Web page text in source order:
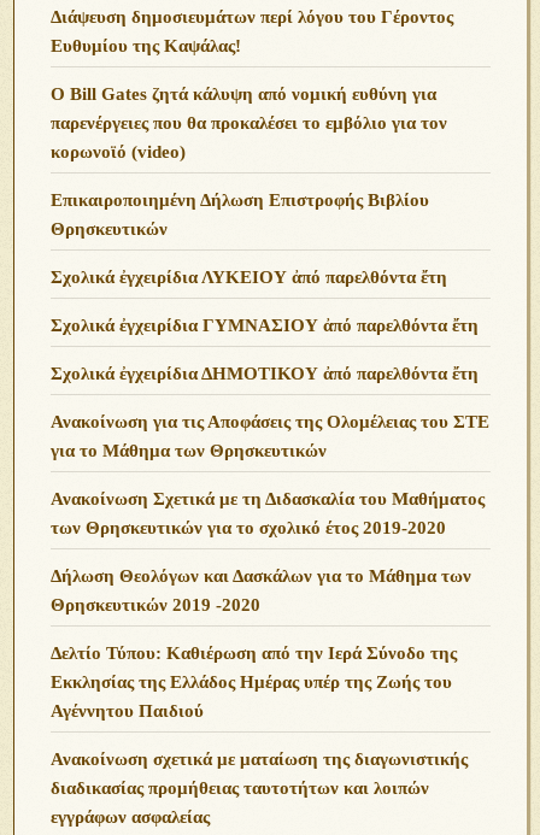
Διάψευση δημοσιευμάτων περί λόγου του Γέροντος
Ευθυμίου της Καψάλας!
O Bill Gates ζητά κάλυψη από νομική ευθύνη για
παρενέργειες που θα προκαλέσει το εμβόλιο για τον
κορωνοϊό (video)
Επικαιροποιημένη Δήλωση Επιστροφής Βιβλίου
Θρησκευτικών
Σχολικά ἐγχειρίδια ΛΥΚΕΙΟΥ ἀπό παρελθόντα ἔτη
Σχολικά ἐγχειρίδια ΓΥΜΝΑΣΙΟΥ ἀπό παρελθόντα ἔτη
Σχολικά ἐγχειρίδια ΔΗΜΟΤΙΚΟΥ ἀπό παρελθόντα ἔτη
Ανακοίνωση για τις Αποφάσεις της Ολομέλειας του ΣΤΕ
για το Μάθημα των Θρησκευτικών
Ανακοίνωση Σχετικά με τη Διδασκαλία του Μαθήματος
των Θρησκευτικών για το σχολικό έτος 2019-2020
Δήλωση Θεολόγων και Δασκάλων για το Μάθημα των
Θρησκευτικών 2019 -2020
Δελτίο Τύπου: Καθιέρωση από την Ιερά Σύνοδο της
Εκκλησίας της Ελλάδος Ημέρας υπέρ της Ζωής του
Αγέννητου Παιδιού
Ανακοίνωση σχετικά με ματαίωση της διαγωνιστικής
διαδικασίας προμήθειας ταυτοτήτων και λοιπών
εγγράφων ασφαλείας